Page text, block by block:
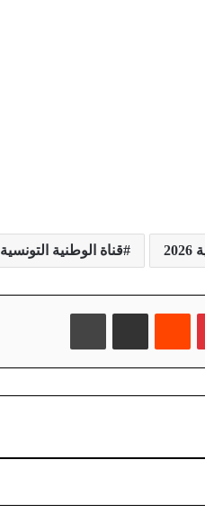
قناة الوطنية التونسية 1
بينتيريست مشاركة عبر البريد